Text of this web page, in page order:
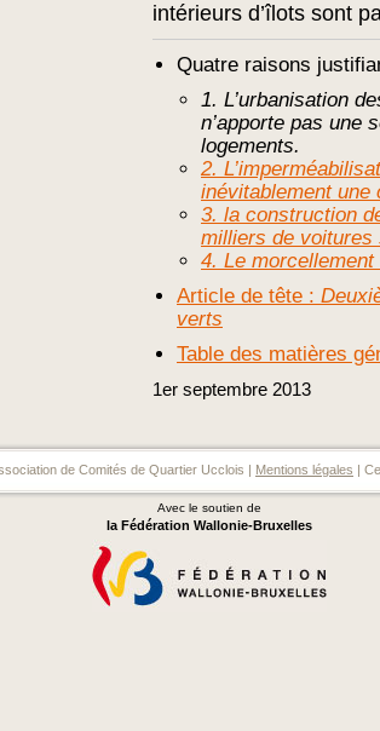
intérieurs d’îlots sont
Quatre raisons
1. L’urbanisation
n’apporte pas une
logements.
2.
inévitablement une
3. la construction
milliers de voitures
4. Le morcellement
Article de tête :
verts
Table des matières
1er septembre 2013
de Comités de Quartier Ucclois | Mentions légales |
Avec le soutien de
la Fédération Wallonie-Bruxelles